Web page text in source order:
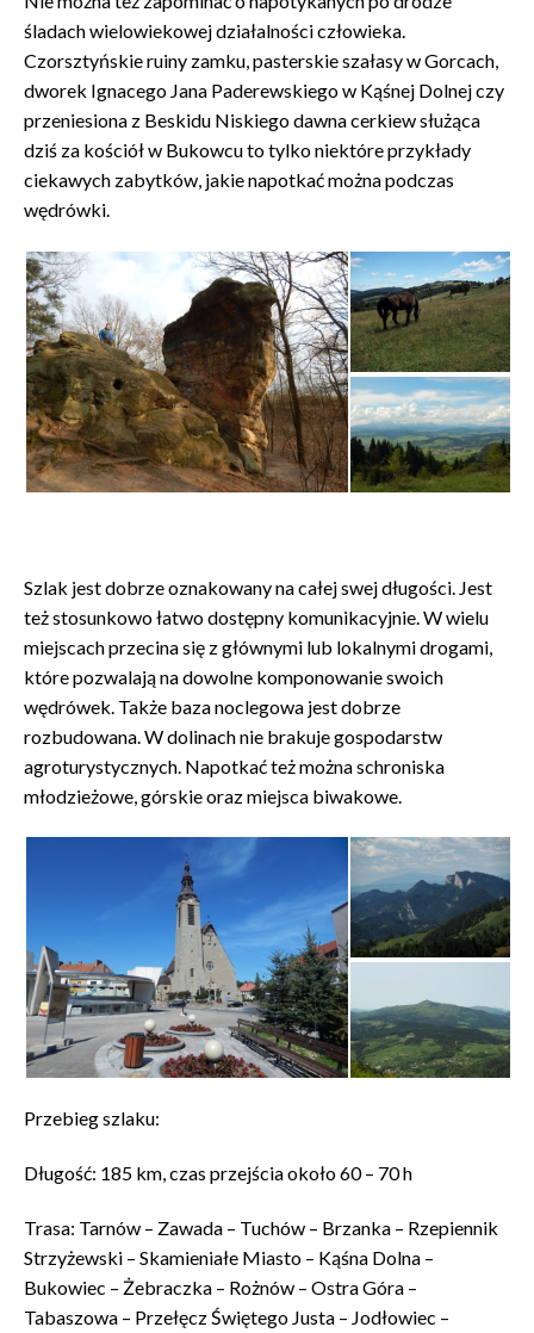
śladach wielowiekowej działalności człowieka.
Czorsztyńskie ruiny zamku, pasterskie szałasy w Gorcach,
dworek Ignacego Jana Paderewskiego w Kąśnej Dolnej czy
przeniesiona z Beskidu Niskiego dawna cerkiew służąca
dziś za kościół w Bukowcu to tylko niektóre przykłady
ciekawych zabytków, jakie napotkać można podczas
wędrówki.
Szlak jest dobrze oznakowany na całej swej długości. Jest
też stosunkowo łatwo dostępny komunikacyjnie. W wielu
miejscach przecina się z głównymi lub lokalnymi drogami,
które pozwalają na dowolne komponowanie swoich
wędrówek. Także baza noclegowa jest dobrze
rozbudowana. W dolinach nie brakuje gospodarstw
agroturystycznych. Napotkać też można schroniska
młodzieżowe, górskie oraz miejsca biwakowe.
Przebieg szlaku:
Długość: 185 km, czas przejścia około 60 – 70 h
Trasa: Tarnów – Zawada – Tuchów – Brzanka – Rzepiennik
Strzyżewski – Skamieniałe Miasto – Kąśna Dolna –
Bukowiec – Żebraczka – Rożnów – Ostra Góra –
Tabaszowa – Przełęcz Świętego Justa – Jodłowiec –